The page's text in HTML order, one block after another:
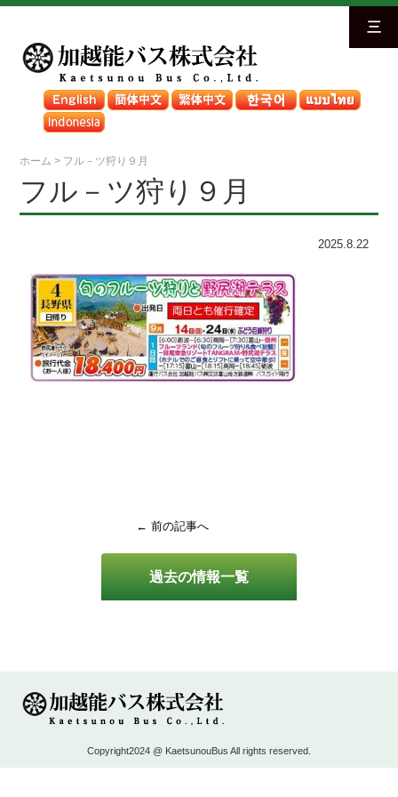
三
ホーム > フル－ツ狩り９月
過去の情報一覧
フル－ツ狩り９月
2025.8.22
← 前の記事へ
Copyright2024 @ KaetsunouBus All rights reserved.